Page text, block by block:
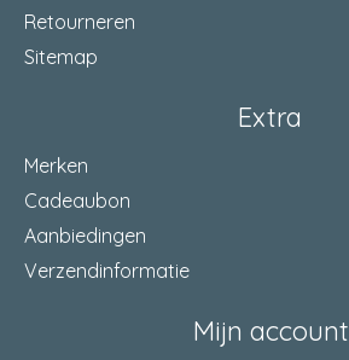
Retourneren
Sitemap
Extra
Merken
Cadeaubon
Aanbiedingen
Verzendinformatie
Mijn account